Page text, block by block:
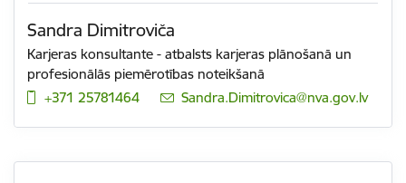
Sandra Dimitroviča
Karjeras konsultante - atbalsts karjeras plānošanā un
profesionālās piemērotības noteikšanā
+371 25781464
E-pasts:
Sandra.Dimitrovica@nva.gov.lv